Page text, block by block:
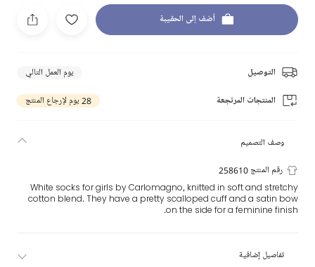
أضف إلى الحقيبة
التوصيل يوم العمل التالي
المنتجات المرتجعة 28 يوم لإرجاع المنتج
وصف التصميم
رقم المنتج 258610
White socks for girls by Carlomagno, knitted in soft and stretchy
cotton blend. They have a pretty scalloped cuff and a satin bow
on the side for a feminine finish.
تفاصيل إضافية